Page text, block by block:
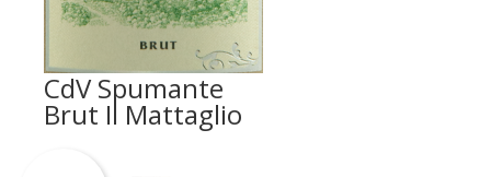
CdV Spumante
Brut Il Mattaglio